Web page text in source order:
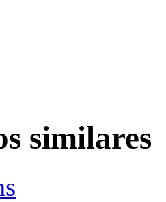
similares